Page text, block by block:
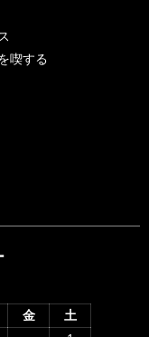
喫する
金
土